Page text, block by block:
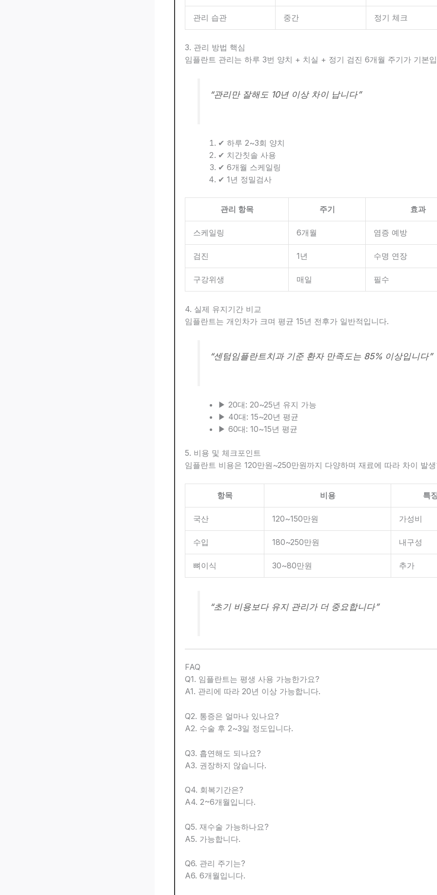
관리 습관 중간 정기 체크
3. 관리 방법 핵심
임플란트 관리는 하루 3번 양치 + 치실 + 정기 검진 6개월 주기가 기본
“관리만 잘해도 10년 이상 차이 납니다”
✔ 하루 2~3회 양치
✔ 치간칫솔 사용
✔ 6개월 스케일링
✔ 1년 정밀검사
관리 항목 주기 효과
스케일링 6개월 염증 예방
검진 1년 수명 연장
구강위생 매일 필수
4. 실제 유지기간 비교
임플란트는 개인차가 크며 평균 15년 전후가 일반적입니다.
“센텀임플란트치과 기준 환자 만족도는 85% 이상입니다”
▶ 20대: 20~25년 유지 가능
▶ 40대: 15~20년 평균
▶ 60대: 10~15년 평균
5. 비용 및 체크포인트
임플란트 비용은 120만원~250만원까지 다양하며 재료에 따라 차이 발
항목 비용 특
국산 120~150만원 가성비
수입 180~250만원 내구성
뼈이식 30~80만원 추가
“초기 비용보다 유지 관리가 더 중요합니다”
FAQ
Q1. 임플란트는 평생 사용 가능한가요?
A1. 관리에 따라 20년 이상 가능합니다.
Q2. 통증은 얼마나 있나요?
A2. 수술 후 2~3일 정도입니다.
Q3. 흡연해도 되나요?
A3. 권장하지 않습니다.
Q4. 회복기간은?
A4. 2~6개월입니다.
Q5. 재수술 가능하나요?
A5. 가능합니다.
Q6. 관리 주기는?
A6. 6개월입니다.